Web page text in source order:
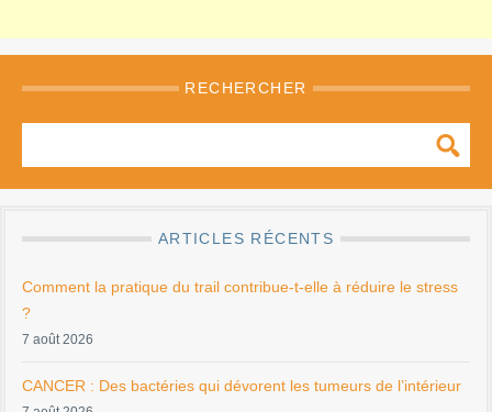
RECHERCHER
ARTICLES RÉCENTS
Comment la pratique du trail contribue-t-elle à réduire le stress
?
7 août 2026
CANCER : Des bactéries qui dévorent les tumeurs de l’intérieur